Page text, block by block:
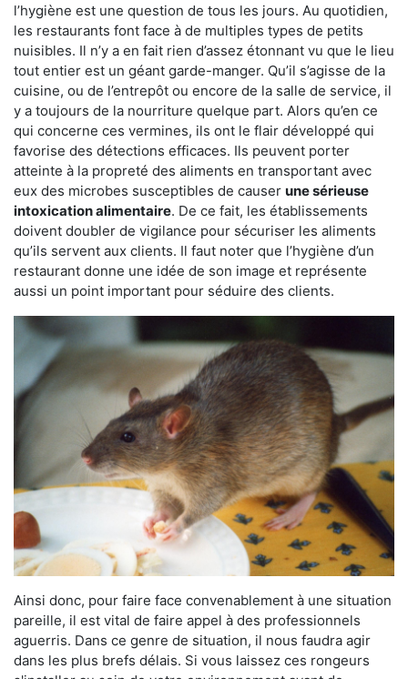
l’hygiène est une question de tous les jours. Au quotidien,
les restaurants font face à de multiples types de petits
nuisibles. Il n’y a en fait rien d’assez étonnant vu que le lieu
tout entier est un géant garde-manger. Qu’il s’agisse de la
cuisine, ou de l’entrepôt ou encore de la salle de service, il
y a toujours de la nourriture quelque part. Alors qu’en ce
qui concerne ces vermines, ils ont le flair développé qui
favorise des détections efficaces. Ils peuvent porter
atteinte à la propreté des aliments en transportant avec
eux des microbes susceptibles de causer une sérieuse
intoxication alimentaire. De ce fait, les établissements
doivent doubler de vigilance pour sécuriser les aliments
qu’ils servent aux clients. Il faut noter que l’hygiène d’un
restaurant donne une idée de son image et représente
aussi un point important pour séduire des clients.
Ainsi donc, pour faire face convenablement à une situation
pareille, il est vital de faire appel à des professionnels
aguerris. Dans ce genre de situation, il nous faudra agir
dans les plus brefs délais. Si vous laissez ces rongeurs